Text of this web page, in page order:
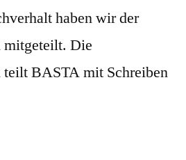
haben wir der
mitgeteilt. Die
BASTA mit Schreiben